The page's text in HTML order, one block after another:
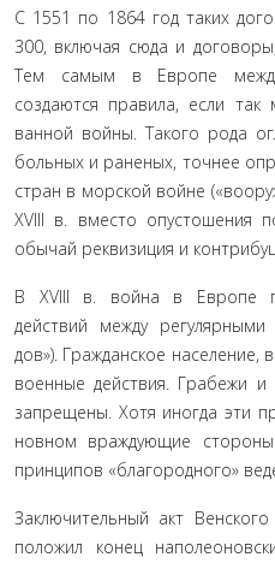
С 1551 по 1864 год таких
300, включая сюда и
Тем самым в Европе
создаются правила, если
ванной войны. Такого рода
больных и раненых, точнее
стран в морской войне
XVIII в. вместо опустошения
обычай реквизиция и
В XVIII в. война в Европе
действий между
дов»). Гражданское население,
военные действия. Грабежи
запрещены. Хотя иногда эти
новном враждующие стороны
принципов «благородного»
Заключительный акт
положил конец